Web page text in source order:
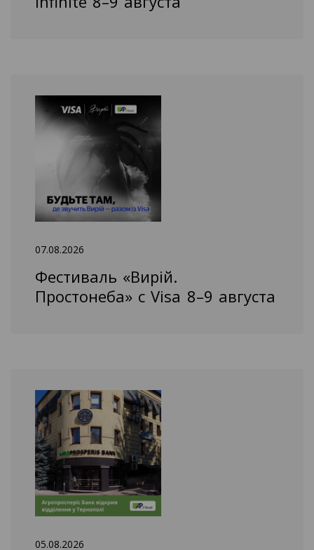
07.08.2026
Фестиваль «Вирій.
Простонеба» с Visa 8–9 августа
05.08.2026